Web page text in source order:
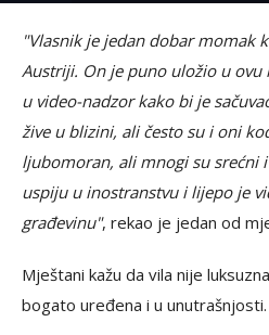
"Vlasnik je jedan dobar momak
Austriji. On je puno uložio u
u video-nadzor kako bi je
žive u blizini, ali često su i oni
ljubomoran, ali mnogi su srećni
uspiju u inostranstvu i lijepo je
građevinu", rekao je jedan od
Mještani kažu da vila nije
bogato uređena i u unutrašnjosti.